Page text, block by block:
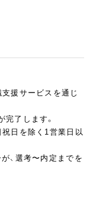
援サービスを通じ
了します。
日を除く1営業日以
、選考〜内定までを